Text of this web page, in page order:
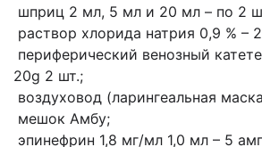
шприц 2 мл, 5 мл и 20 мл – по 2
раствор хлорида натрия 0,9 % –
периферический венозный
20g 2 шт.;
воздуховод (ларингеальная
мешок Амбу;
эпинефрин 1,8 мг/мл 1,0 мл – 5